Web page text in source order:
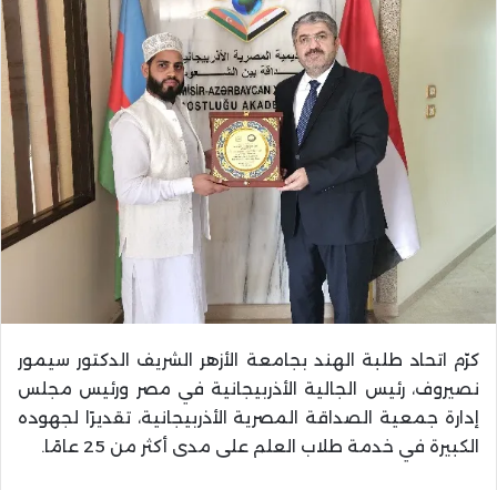
كرّم اتحاد طلبة الهند بجامعة الأزهر الشريف الدكتور سيمور
نصيروف، رئيس الجالية الأذربيجانية في مصر ورئيس مجلس
إدارة جمعية الصداقة المصرية الأذربيجانية، تقديرًا لجهوده
الكبيرة في خدمة طلاب العلم على مدى أكثر من 25 عامًا.